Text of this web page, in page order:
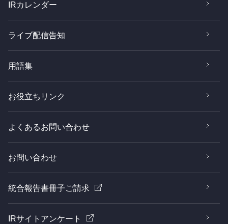
IRカレンダー
ライブ配信告知
用語集
お役立ちリンク
よくあるお問い合わせ
お問い合わせ
統合報告書冊子ご請求
IRサイトアンケート